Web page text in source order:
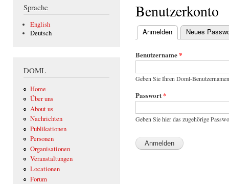
Sprache
English
Deutsch
DOML
Home
Über uns
About us
Nachrichten
Publikationen
Personen
Organisationen
Veranstaltungen
Locationen
Forum
Benutzerkonto
Haupt-Reiter
Anmelden (aktiver Reiter)
Neues
Benutzername*
Geben Sie Ihren Doml-
Passwort*
Geben Sie hier das zugehörige